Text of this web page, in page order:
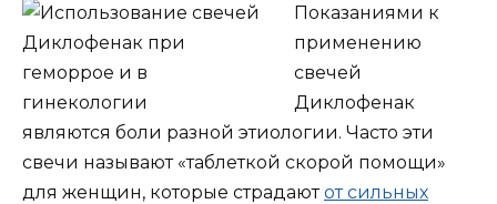
Показаниями к
применению
свечей
Диклофенак
являются боли разной этиологии. Часто эти
свечи называют «таблеткой скорой помощи»
для женщин, которые страдаютот сильных